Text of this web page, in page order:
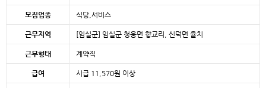
모집업종 식당,서비스
근무지역 [임실군] 임실군 청웅면 향교리, 신덕면 율치
근무형태 계약직
급여 시급 11,570원 이상